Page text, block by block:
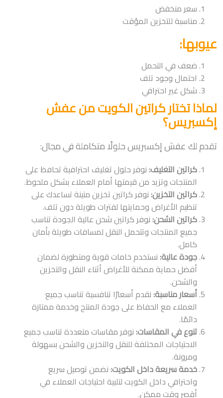
سعر منخفض
مناسبة للتخزين المؤقت
عيوبها:
ضعف في التحمل
احتمال وجود تلف
شكل غير احترافي
لماذا تختار كراتين الكويت من عفش
إكسبريس؟
تقدم لك عفش إكسبريس حلولًا متكاملة في مجال:
كراتين التغليف:نوفر حلول تغليف احترافية تحافظ على
المنتجات وتزيد من قيمتها أمام العملاء بشكل ملحوظ.
كراتين التخزين:نوفر كراتين تخزين متينة تساعدك على
تنظيم الأغراض وحمايتها لفترات طويلة دون تلف.
كراتين الشحن:نوفر كراتين شحن عالية الجودة تناسب
جميع المنتجات وتتحمل النقل لمسافات طويلة بأمان
كامل.
جودة عالية:نستخدم خامات قوية ومتطورة لضمان
أفضل حماية ممكنة للأغراض أثناء النقل والتخزين
والشحن.
أسعار مناسبة:نقدم أسعارًا تنافسية تناسب جميع
العملاء مع الحفاظ على جودة المنتج وخدمة ممتازة
دائمًا.
تنوع في المقاسات:نوفر مقاسات متعددة تناسب جميع
الاحتياجات المختلفة للنقل والتخزين والشحن بسهولة
ومرونة.
خدمة سريعة داخل الكويت:نضمن توصيل سريع
واحترافي داخل الكويت لتلبية احتياجات العملاء في
أقصر وقت ممكن.